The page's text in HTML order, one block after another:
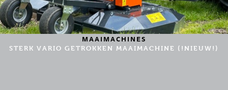
MAAIMACHINES
STERK VARIO GETROKKEN MAAIMACHINE (!NIEUW!)